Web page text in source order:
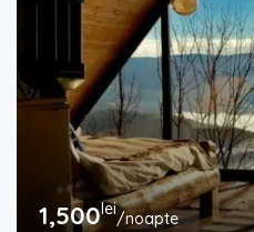
1,500lei/noapte